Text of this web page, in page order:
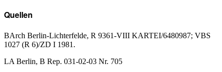
Quellen
BArch Berlin-Lichterfelde, R 9361-VIII KARTEI/6480987; VBS
1027 (R 6)/ZD I 1981.
LA Berlin, B Rep. 031-02-03 Nr. 705